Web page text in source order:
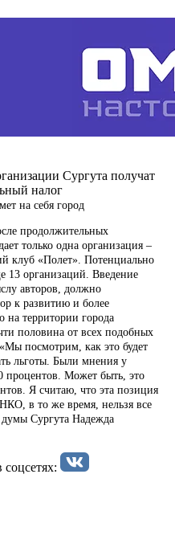
Сургута получат
налог
на себя город
продолжительных
только одна организация –
клуб «Полет». Потенциально
13 организаций. Введение
авторов, должно
к развитию и более
на территории города
половина от всех подобных
посмотрим, как это будет
льготы. Были мнения у
процентов. Может быть, это
Я считаю, что эта позиция
в то же время, нельзя все
думы Сургута Надежда